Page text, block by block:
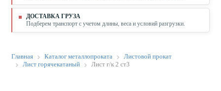
ДОСТАВКА ГРУЗА
Подберем транспорт с учетом длины, веса и условий разгрузки.
Главная Каталог металлопроката
Листовой прокат
Лист горячекатаный
Лист г/к 2 ст3